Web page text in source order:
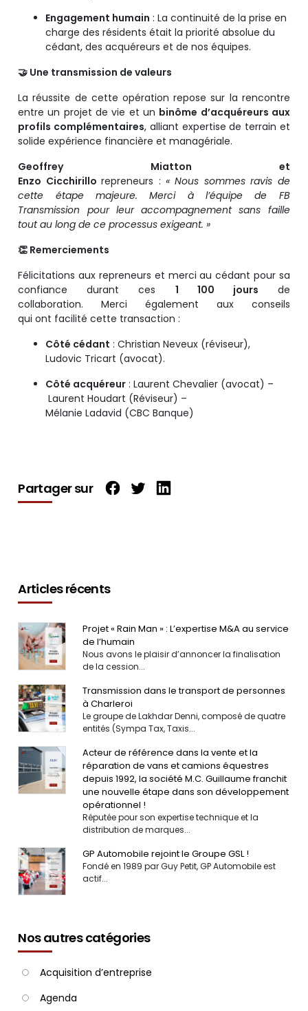
Engagement humain : La continuité de la prise en
charge des résidents était la priorité absolue du
cédant, des acquéreurs et de nos équipes.
🤝 Une transmission de valeurs
La réussite de cette opération repose sur la rencontre
entre un projet de vie et un binôme d’acquéreurs aux
profils complémentaires, alliant expertise de terrain et
solide expérience financière et managériale.
Geoffrey Miatton
et
Enzo Cicchirillorepreneurs :« Nous sommes ravis de
cette étape majeure. Merci à l’équipe de FB
Transmission pour leur accompagnement sans faille
tout au long de ce processus exigeant. »
👏 Remerciements
Félicitations aux repreneurs et merci au cédant pour sa
confiance durant ces 1 100 jours de
collaboration.Merci également aux conseils
qui ont facilité cette transaction :
Côté cédant : Christian Neveux (réviseur),
Ludovic Tricart (avocat).
Côté acquéreur : Laurent Chevalier (avocat) –
Laurent Houdart (Réviseur) –
Mélanie Ladavid (CBC Banque)
Partager sur
Articles récents
Projet « Rain Man » : L’expertise M&A au service
de l’humain
Nous avons le plaisir d’annoncer la finalisation
de la cession...
Transmission dans le transport de personnes
à Charleroi
Le groupe de Lakhdar Denni, composé de quatre
entités (Sympa Tax, Taxis...
Acteur de référence dans la vente et la
réparation de vans et camions équestres
depuis 1992, la société M.C. Guillaume franchit
une nouvelle étape dans son développement
opérationnel !
Réputée pour son expertise technique et la
distribution de marques...
GP Automobile rejoint le Groupe GSL !
Fondé en 1989 par Guy Petit, GP Automobile est
actif...
Nos autres catégories
Acquisition d’entreprise
Agenda